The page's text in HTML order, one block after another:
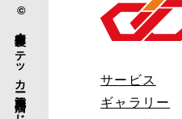
サービス
ギャラリー